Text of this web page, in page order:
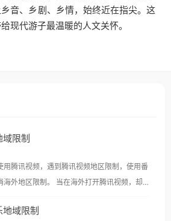
音、乡剧、乡情，始终近在指尖。这
现代游子最温暖的人文关怀。
域限制
用腾讯视频，遇到腾讯视频地区限制，使用番
限制。 当在海外打开腾讯视频，却突
、加拿
地域限制